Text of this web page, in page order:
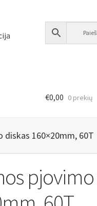
€0,00 0 prekių
diskas 160×20mm, 60T